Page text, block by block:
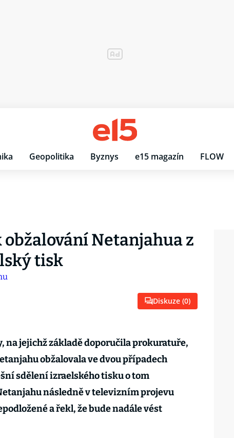
Geopolitika Byznys e15 magazín FLOW
Netanjahua z
tisk
Diskuze (0)
na jejichž základě doporučila prokuratuře,
obžalovala ve dvou případech
sdělení izraelského tisku o tom
následně v televizním projevu
a řekl, že bude nadále vést